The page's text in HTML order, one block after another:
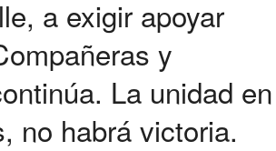
a exigir apoyar
y
La unidad en
no habrá victoria.